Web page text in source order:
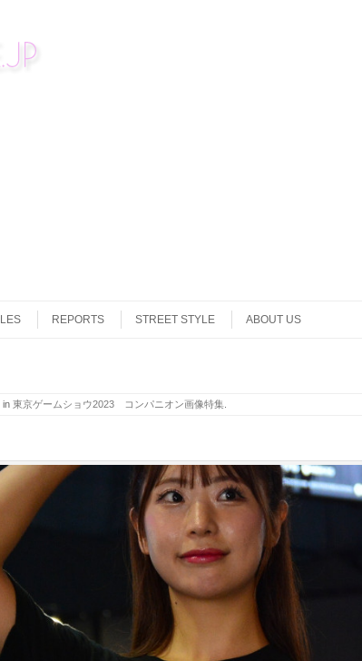
REPORTS STREET STYLE ABOUT US
in 東京ゲームショウ2023 コンパニオン画像特集